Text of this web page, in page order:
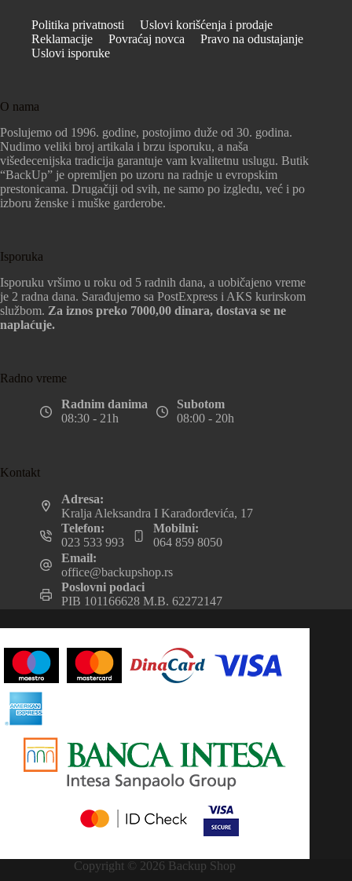
Politika privatnosti
Uslovi korišćenja i prodaje
Reklamacije
Povraćaj novca
Pravo na odustajanje
Uslovi isporuke
O nama
Poslujemo od 1996. godine, postojimo duže od 30. godina.
Nudimo veliki broj artikala i brzu isporuku, a naša
višedecenijska tradicija garantuje vam kvalitetnu uslugu. Butik
“BackUp” je opremljen po uzoru na radnje u evropskim
prestonicama. Drugačiji od svih, ne samo po izgledu, već i po
izboru ženske i muške garderobe.
Isporuka
Isporuku vršimo u roku od 5 radnih dana, a uobičajeno vreme
je 2 radna dana. Sarađujemo sa PostExpress i AKS kurirskom
službom. Za iznos preko 7000,00 dinara, dostava se ne
naplaćuje.
Radno vreme
Radnim danima
08:30 - 21h
Subotom
08:00 - 20h
Kontakt
Adresa:
Kralja Aleksandra I Karađorđevića, 17
Telefon:
023 533 993
Mobilni:
064 859 8050
Email:
office@backupshop.rs
Poslovni podaci
PIB 101166628 M.B. 62272147
Copyright © 2026 Backup Shop